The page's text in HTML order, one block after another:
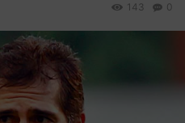
0
143